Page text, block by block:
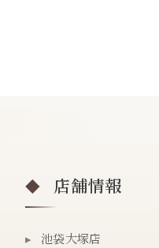
◆ 店舗情報
▸
池袋大塚店